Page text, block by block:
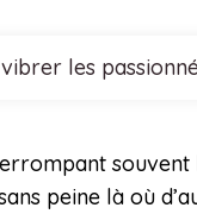
les
souvent
peine là où